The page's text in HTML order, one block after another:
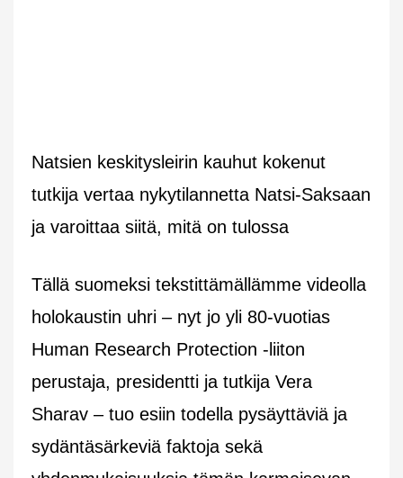
Natsien keskitysleirin kauhut kokenut
tutkija vertaa nykytilannetta Natsi-Saksaan
ja varoittaa siitä, mitä on tulossa
Tällä suomeksi tekstittämällämme videolla
holokaustin uhri – nyt jo yli 80-vuotias
Human Research Protection -liiton
perustaja, presidentti ja tutkija Vera
Sharav – tuo esiin todella pysäyttäviä ja
sydäntäsärkeviä faktoja sekä